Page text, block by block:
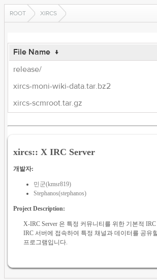
ROOT XIRCS
File Name ↓
release/
xircs-moni-wiki-data.tar.bz2
xircs-scmroot.tar.gz
xircs:: X IRC Server
개발자:
민군(kmsr819)
Stephanos(stephanos)
Project Description:
X-IRC Server 은 특정 커뮤니티를 위한 기본적
IRC 서버에 접속하여 특정 채널과 데이터를 공유
프로그램입니다.